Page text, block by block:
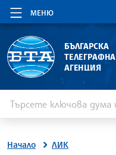
МЕНЮ
БЪЛГАРСКА
ТЕЛЕГРАФНА
АГЕНЦИЯ
Начало ЛИК